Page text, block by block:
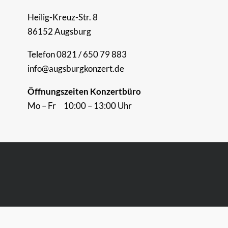
Heilig-Kreuz-Str. 8
86152 Augsburg
Telefon 0821 / 650 79 883
info@augsburgkonzert.de
Öffnungszeiten Konzertbüro
Mo – Fr 10:00 – 13:00 Uhr